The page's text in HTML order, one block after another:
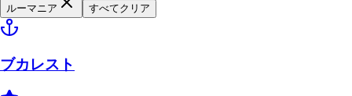
ルーマニア すべてクリア
ブカレスト